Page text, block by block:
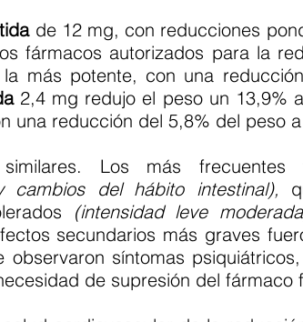
de 12 mg, con reducciones
fármacos autorizados para la
más potente, con una
2,4 mg redujo el peso un 13,9%
una reducción del 5,8% del peso
Los más frecuentes
cambios del hábito intestinal),
(intensidad leve
secundarios más graves
síntomas
de supresión del fármaco